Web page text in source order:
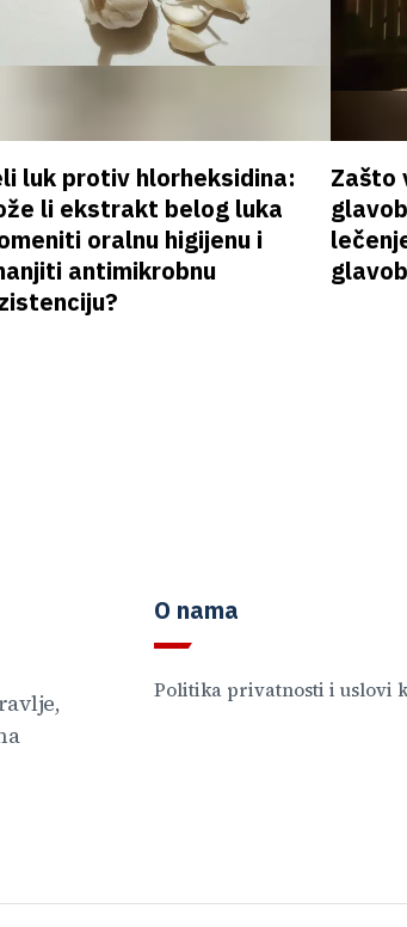
luk protiv hlorheksidina:
li ekstrakt belog luka
oralnu higijenu i
antimikrobnu
Zašto
O nama
Politika privatnosti i uslovi